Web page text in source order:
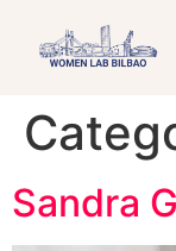
Sandra